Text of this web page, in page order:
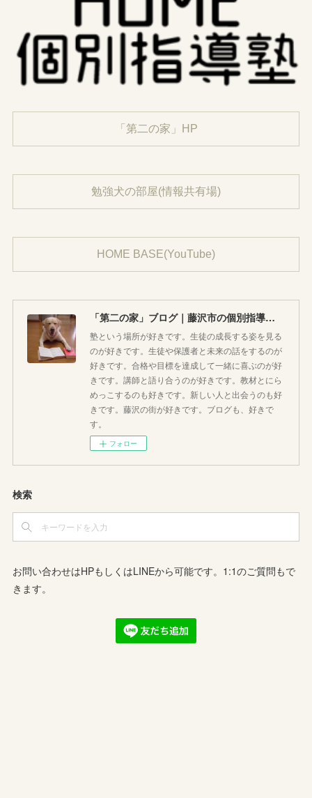
「第二の家」HP
勉強犬の部屋(情報共有場)
HOME BASE(YouTube)
「第二の家」ブログ｜藤沢市の個別指導塾のお話
塾という場所が好きです。生徒の成長する姿を見る
のが好きです。生徒や保護者と未来の話をするのが
好きです。合格や目標を達成して一緒に喜ぶのが好
きです。講師と語り合うのが好きです。教材とにら
めっこするのも好きです。新しい人と出会うのも好
きです。藤沢の街が好きです。ブログも、好きで
す。
フォロー
検索
お問い合わせはHPもしくはLINEから可能です。1:1のご質問もで
きます。